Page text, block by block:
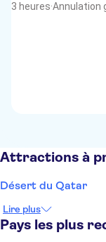
l'hôtel
3 heures·Annulation
Attractions à
Désert du Qatar
Lire plus
Pays les plus